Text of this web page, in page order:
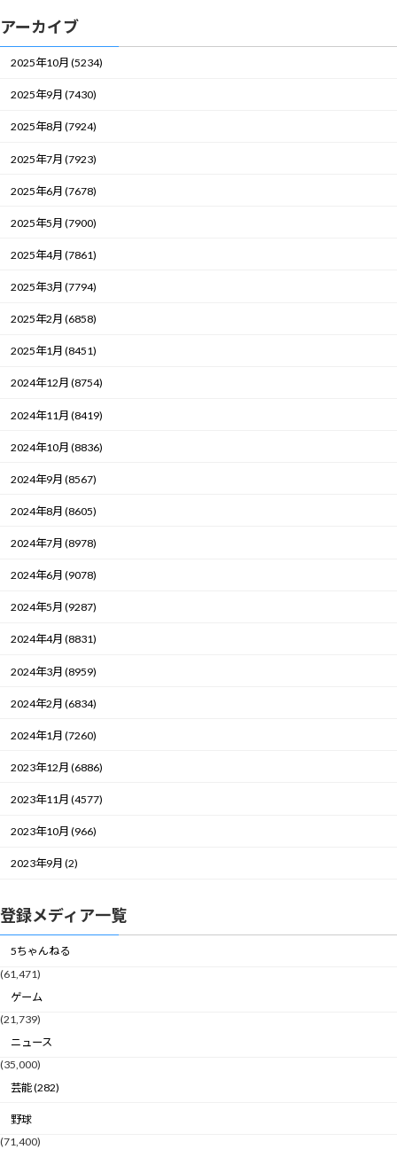
アーカイブ
2025年10月 (5234)
2025年9月 (7430)
2025年8月 (7924)
2025年7月 (7923)
2025年6月 (7678)
2025年5月 (7900)
2025年4月 (7861)
2025年3月 (7794)
2025年2月 (6858)
2025年1月 (8451)
2024年12月 (8754)
2024年11月 (8419)
2024年10月 (8836)
2024年9月 (8567)
2024年8月 (8605)
2024年7月 (8978)
2024年6月 (9078)
2024年5月 (9287)
2024年4月 (8831)
2024年3月 (8959)
2024年2月 (6834)
2024年1月 (7260)
2023年12月 (6886)
2023年11月 (4577)
2023年10月 (966)
2023年9月 (2)
登録メディア一覧
5ちゃんねる
(61,471)
ゲーム
(21,739)
ニュース
(35,000)
芸能 (282)
野球
(71,400)